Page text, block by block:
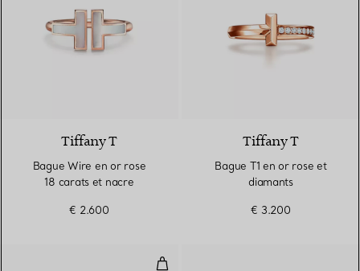
Tiffany T
Bague Wire en or rose
18 carats et nacre
€ 2.600
Tiffany T
Bague T1 en or rose et
diamants
€ 3.200
Bague à micro-maillons en or